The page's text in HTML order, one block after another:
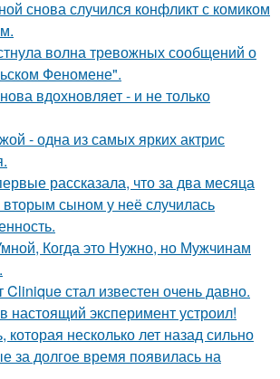
снова случился конфликт с комиком
волна тревожных сообщений о
Феномене".
вдохновляет - и не только
- одна из самых ярких актрис
рассказала, что за два месяца
сыном у неё случилась
Когда это Нужно, но Мужчинам
стал известен очень давно.
настоящий эксперимент устроил!
несколько лет назад сильно
за долгое время появилась на